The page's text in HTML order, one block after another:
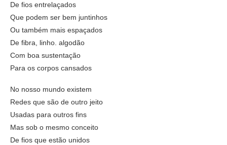
De fios entrelaçados
Que podem ser bem juntinhos
Ou também mais espaçados
De fibra, linho. algodão
Com boa sustentação
Para os corpos cansados
No nosso mundo existem
Redes que são de outro jeito
Usadas para outros fins
Mas sob o mesmo conceito
De fios que estão unidos